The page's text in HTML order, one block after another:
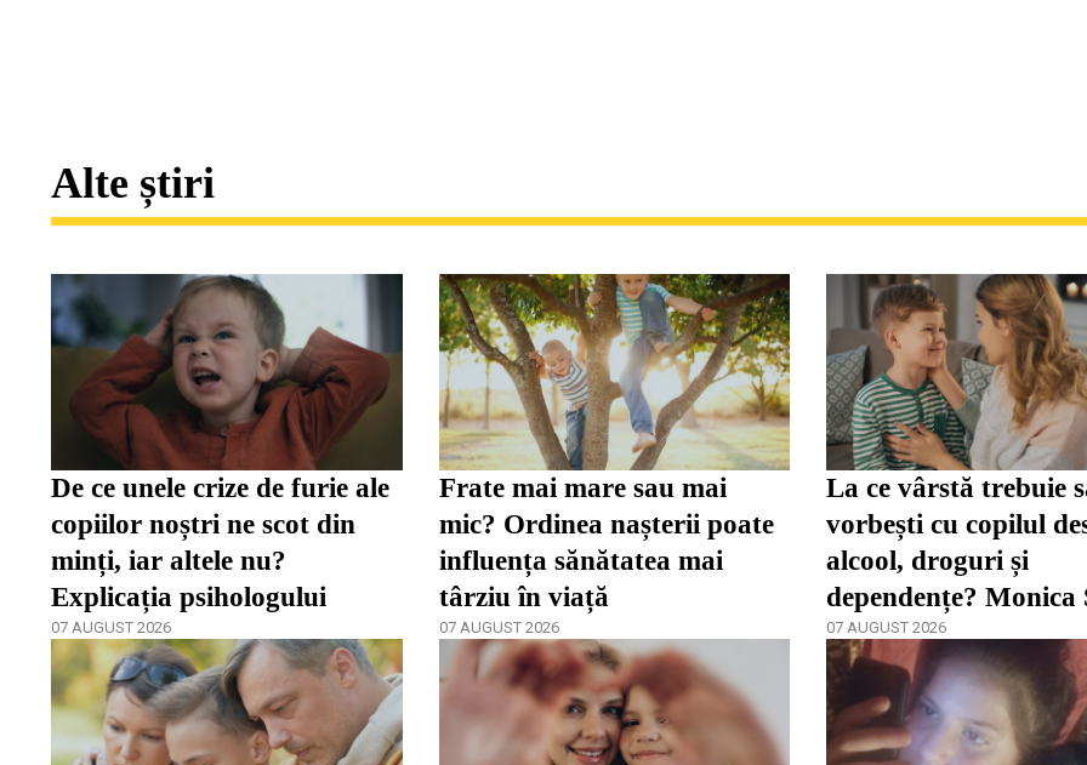
Alte știri
De ce unele crize de furie ale
copiilor noștri ne scot din
minți, iar altele nu?
Explicația psihologului
07 AUGUST 2026
Frate mai mare sau mai
mic? Ordinea nașterii poate
influența sănătatea mai
târziu în viață
07 AUGUST 2026
La ce vârstă trebuie
vorbești cu copilul
alcool, droguri și
dependențe? Monica
spune că părinții
târziu
07 AUGUST 2026